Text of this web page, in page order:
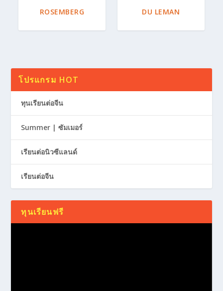
ROSEMBERG DU LEMAN
โปรแกรม HOT
ทุนเรียนต่อจีน
Summer | ซัมเมอร์
เรียนต่อนิวซีแลนด์
เรียนต่อจีน
ทุนเรียนฟรี